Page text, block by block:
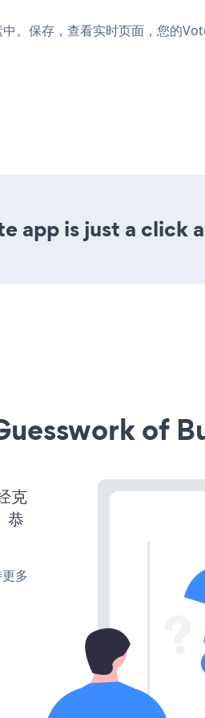
。保存，查看实时页面，您的
app is just a click
of
克
恭
多